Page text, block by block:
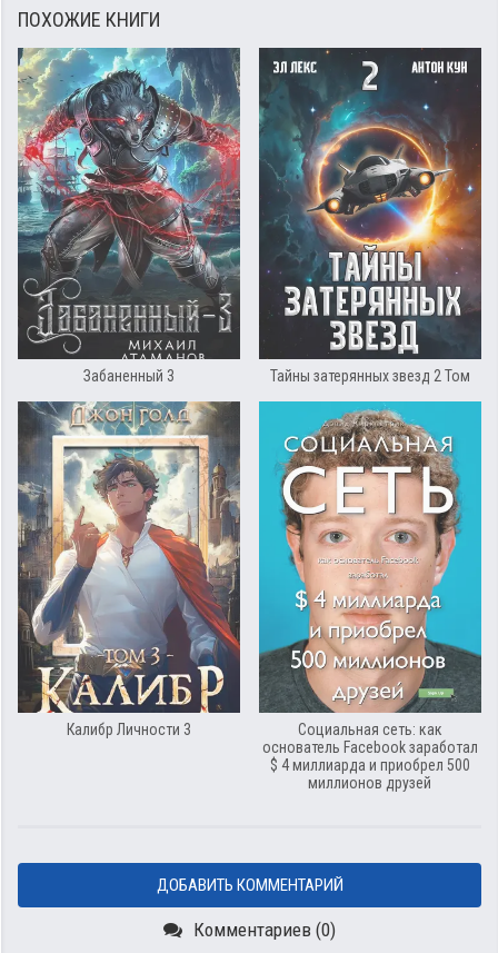
ПОХОЖИЕ КНИГИ
Забаненный 3 Тайны затерянных звезд 2 Том
Калибр Личности 3
Социальная сеть: как
основатель Facebook заработал
$ 4 миллиарда и приобрел 500
миллионов друзей
ДОБАВИТЬ КОММЕНТАРИЙ
Комментариев (0)